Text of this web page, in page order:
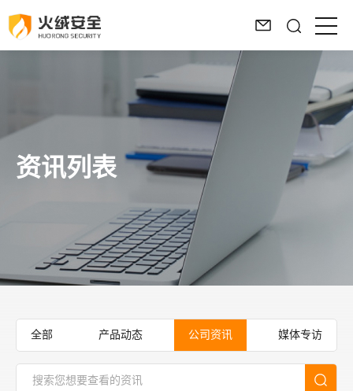
资讯列表
全部 产品动态 公司资讯 媒体专访